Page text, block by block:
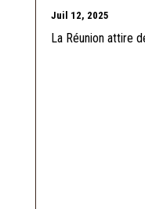
Juil 12, 2025
La Réunion attire